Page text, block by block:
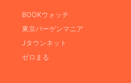
BOOKウォッチ
東京バーゲンマニア
Jタウンネット
ゼロまる